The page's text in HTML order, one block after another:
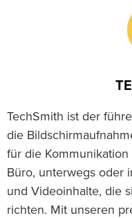
TechSmith ist der
die
für die
Büro, unterwegs oder
und Videoinhalte, die
richten. Mit unseren